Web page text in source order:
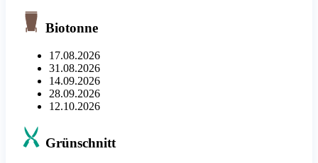
Biotonne
17.08.2026
31.08.2026
14.09.2026
28.09.2026
12.10.2026
Grünschnitt